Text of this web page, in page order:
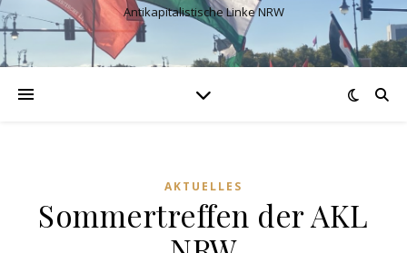
Antikapitalistische Linke NRW
AKTUELLES
Sommertreffen der AKL